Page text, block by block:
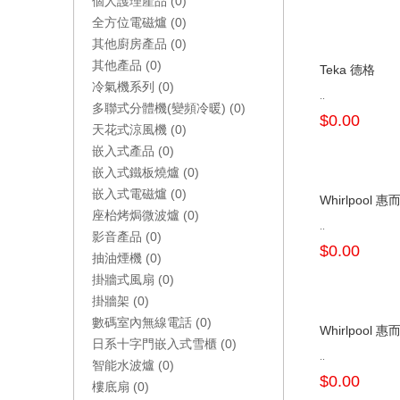
全方位電磁爐 (0)
其他廚房產品 (0)
其他產品 (0)
冷氣機系列 (0)
多聯式分體機(變頻冷暖) (0)
天花式涼風機 (0)
嵌入式產品 (0)
嵌入式鐵板燒爐 (0)
嵌入式電磁爐 (0)
座枱烤焗微波爐 (0)
影音產品 (0)
抽油煙機 (0)
掛牆式風扇 (0)
掛牆架 (0)
數碼室內無線電話 (0)
日系十字門嵌入式雪櫃 (0)
智能水波爐 (0)
樓底扇 (0)
Teka 德格
$0.00
Whirlpool 惠
$0.00
Whirlpool 惠
$0.00